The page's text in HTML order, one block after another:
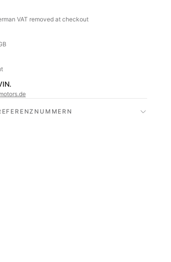
VAT removed at checkout